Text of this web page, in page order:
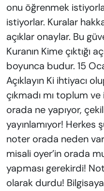
onu öğrenmek
istiyorlar. Kuralar
açıklar onaylar. Bu
Kuranın Kime çıktığı
boyunca budur. 15
Açıklayın Ki ihtiyacı
çıkmadı mı toplum
orada ne yapıyor,
yayınlamıyor! Herkes
noter orada neden
misali oyer’in orada
yapması gerekirdi!
olarak durdu!